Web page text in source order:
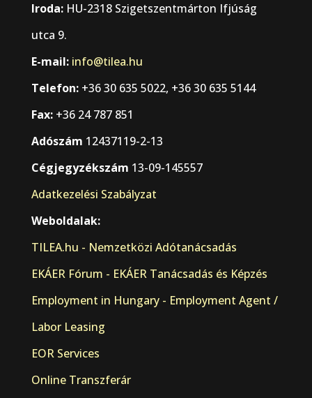
Iroda: HU-2318 Szigetszentmárton Ifjúság
utca 9.
E-mail: info@tilea.hu
Telefon:+36 30 635 5022, +36 30 635 5144
Fax:+36 24 787 851
Adószám 12437119-2-13
Cégjegyzékszám 13-09-145557
Adatkezelési Szabályzat
Weboldalak:
TILEA.hu - Nemzetközi Adótanácsadás
EKÁER Fórum - EKÁER Tanácsadás és Képzés
Employment in Hungary - Employment Agent /
Labor Leasing
EOR Services
Online Transzferár